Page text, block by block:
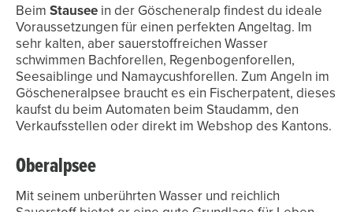
BeimStausee in der Göscheneralp findest du ideale
Voraussetzungen für einen perfekten Angeltag. Im
sehr kalten, aber sauerstoffreichen Wasser
schwimmen Bachforellen, Regenbogenforellen,
Seesaiblinge und Namaycushforellen. Zum Angeln im
Göscheneralpsee braucht es ein Fischerpatent, dieses
kaufst du beim Automaten beim Staudamm, den
Verkaufsstellen oder direkt im Webshop des Kantons.
Oberalpsee
Mit seinem unberührten Wasser und reichlich